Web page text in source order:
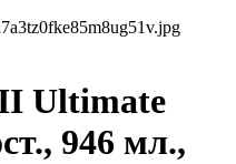
Ultimate
946 мл.,